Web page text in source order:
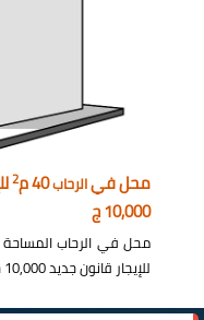
محل فيالرحاب40 م 2
10,000 ج
محل في الرحاب المساحة 40 متر
للإيجار قانون جديد 10,000 جنيه